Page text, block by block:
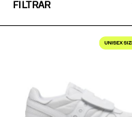
FILTRAR